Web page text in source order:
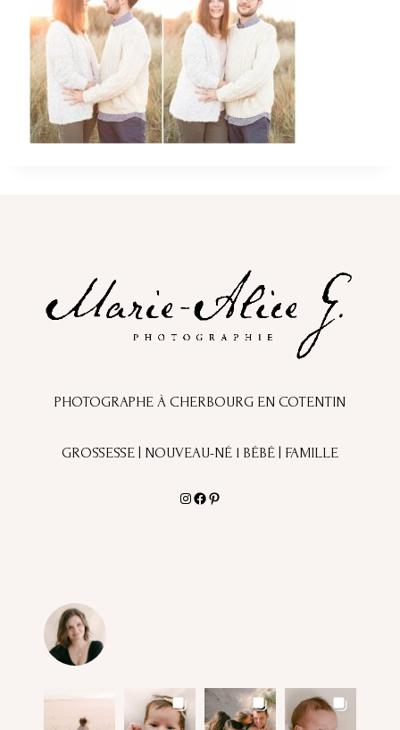
PHOTOGRAPHE À CHERBOURG EN COTENTIN
GROSSESSE | NOUVEAU-NÉ l BÉBÉ | FAMILLE
Instagram
Facebook
Pinterest